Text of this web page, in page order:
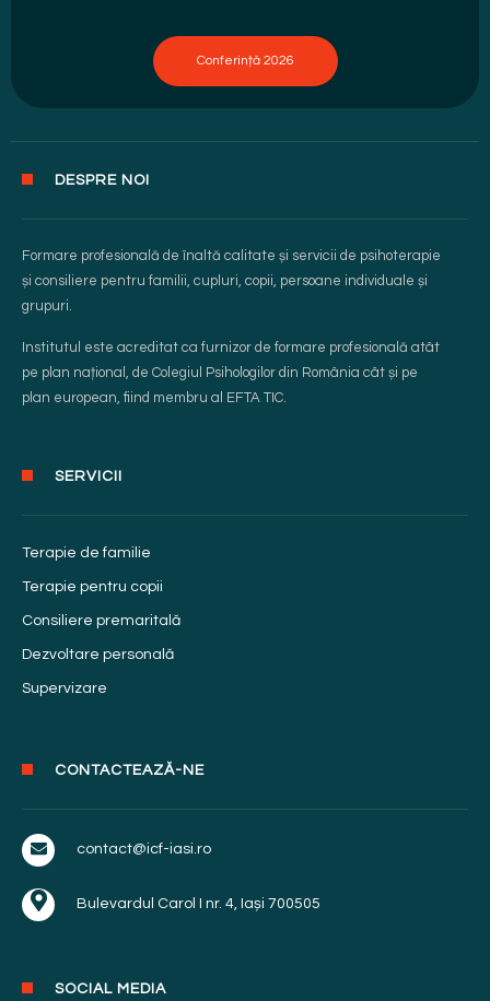
Conferință 2026
DESPRE NOI
Formare profesională de înaltă calitate și servicii de psihoterapie
și consiliere pentru familii, cupluri, copii, persoane individuale și
grupuri.
Institutul este acreditat ca furnizor de formare profesională atât
pe plan național, de Colegiul Psihologilor din România cât și pe
plan european, fiind membru al EFTA TIC.
SERVICII
Terapie de familie
Terapie pentru copii
Consiliere premaritală
Dezvoltare personală
Supervizare
CONTACTEAZĂ-NE
contact@icf-iasi.ro
Bulevardul Carol I nr. 4, Iași 700505
SOCIAL MEDIA